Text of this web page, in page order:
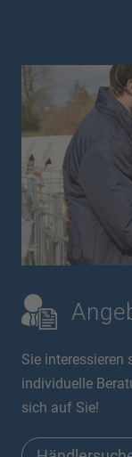
Sie interessieren
individuelle
sich auf Sie!